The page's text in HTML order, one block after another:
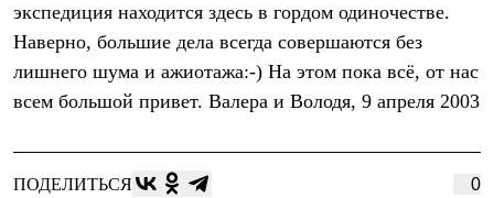
Брюки
Детская одежда
Комбинезоны
Куртки
Куртки
экспедиция находится здесь в гордом одиночестве.
Наверно, большие дела всегда совершаются без
лишнего шума и ажиотажа:-) На этом пока всё, от нас
всем большой привет. Валера и Володя, 9 апреля 2003
ПОДЕЛИТЬСЯ 0